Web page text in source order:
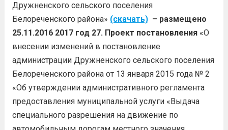
Дружненского сельского поселения
Белореченского района» (скачать)– размещено
25.11.2016 2017 год 27. Проект постановления«О
внесении изменений в постановление
администрации Дружненского сельского поселения
Белореченского района от 13 января 2015 года № 2
«Об утверждении административного регламента
предоставления муниципальной услуги «Выдача
специального разрешения на движение по